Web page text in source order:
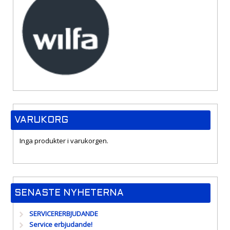
VARUKORG
Inga produkter i varukorgen.
SENASTE NYHETERNA
SERVICERERBJUDANDE
Service erbjudande!